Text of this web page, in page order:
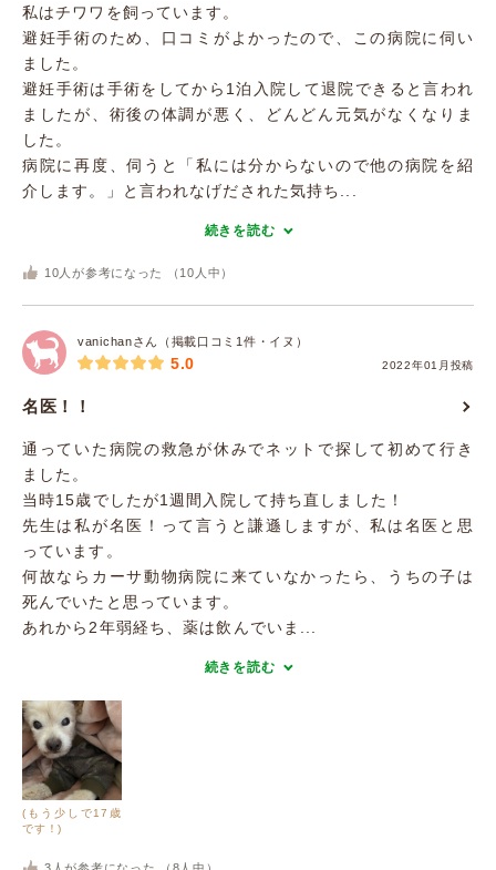
私はチワワを飼っています。
避妊手術のため、口コミがよかったので、この病院に伺い
ました。
避妊手術は手術をしてから1泊入院して退院できると言われ
ましたが、術後の体調が悪く、どんどん元気がなくなりま
した。
病院に再度、伺うと「私には分からないので他の病院を紹
介します。」と言われなげだされた気持ち...
続きを読む
10 人が参考になった （ 10 人中）
vanichanさん（掲載口コミ1件・イヌ）
2022年01月投稿
5.0
名医！！
通っていた病院の救急が休みでネットで探して初めて行き
ました。
当時15歳でしたが1週間入院して持ち直しました！
先生は私が名医！って言うと謙遜しますが、私は名医と思
っています。
何故ならカーサ動物病院に来ていなかったら、うちの子は
死んでいたと思っています。
あれから2年弱経ち、薬は飲んでいま...
続きを読む
(もう少しで17歳
です！)